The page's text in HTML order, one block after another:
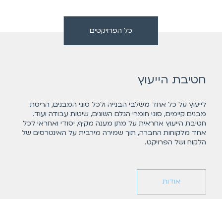
כל הפרויקטים
חטיבת הייעוץ
לייעוץ על כל אחד משלבי הבנייה ולכל סוגי המבנים, הריסת
מבנים קיימים, סוגי חומרי הגלם השונים, שיטות עבודה ועוד.
חטיבת הייעוץ אחראית על מתן מענה מקיף, יסודי ואחראי לכל
אחד מלקוחות החברה, תוך שמירה מירבית על האינטרסים של
הלקוח ושל הפרויקט.
אודות